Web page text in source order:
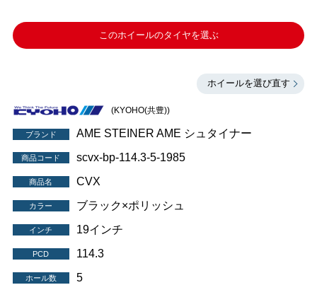
このホイールのタイヤを選ぶ
ホイールを選び直す
(KYOHO(共豊))
ブランド AME STEINER AME シュタイナー
商品コード scvx-bp-114.3-5-1985
商品名 CVX
カラー ブラック×ポリッシュ
インチ 19インチ
PCD 114.3
ホール数 5